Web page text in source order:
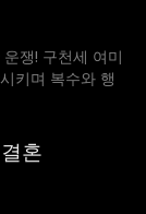
쟁! 구천세 여미
키며 복수와 행
혼